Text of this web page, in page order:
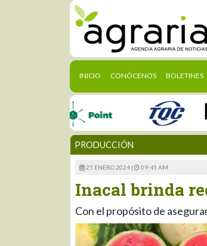
INICIO (CURRENT)
CONÓCENOS BOLETINES
PRODUCCIÓN
25 ENERO 2024 | 09:45 AM
Inacal brinda
Con el propósito de